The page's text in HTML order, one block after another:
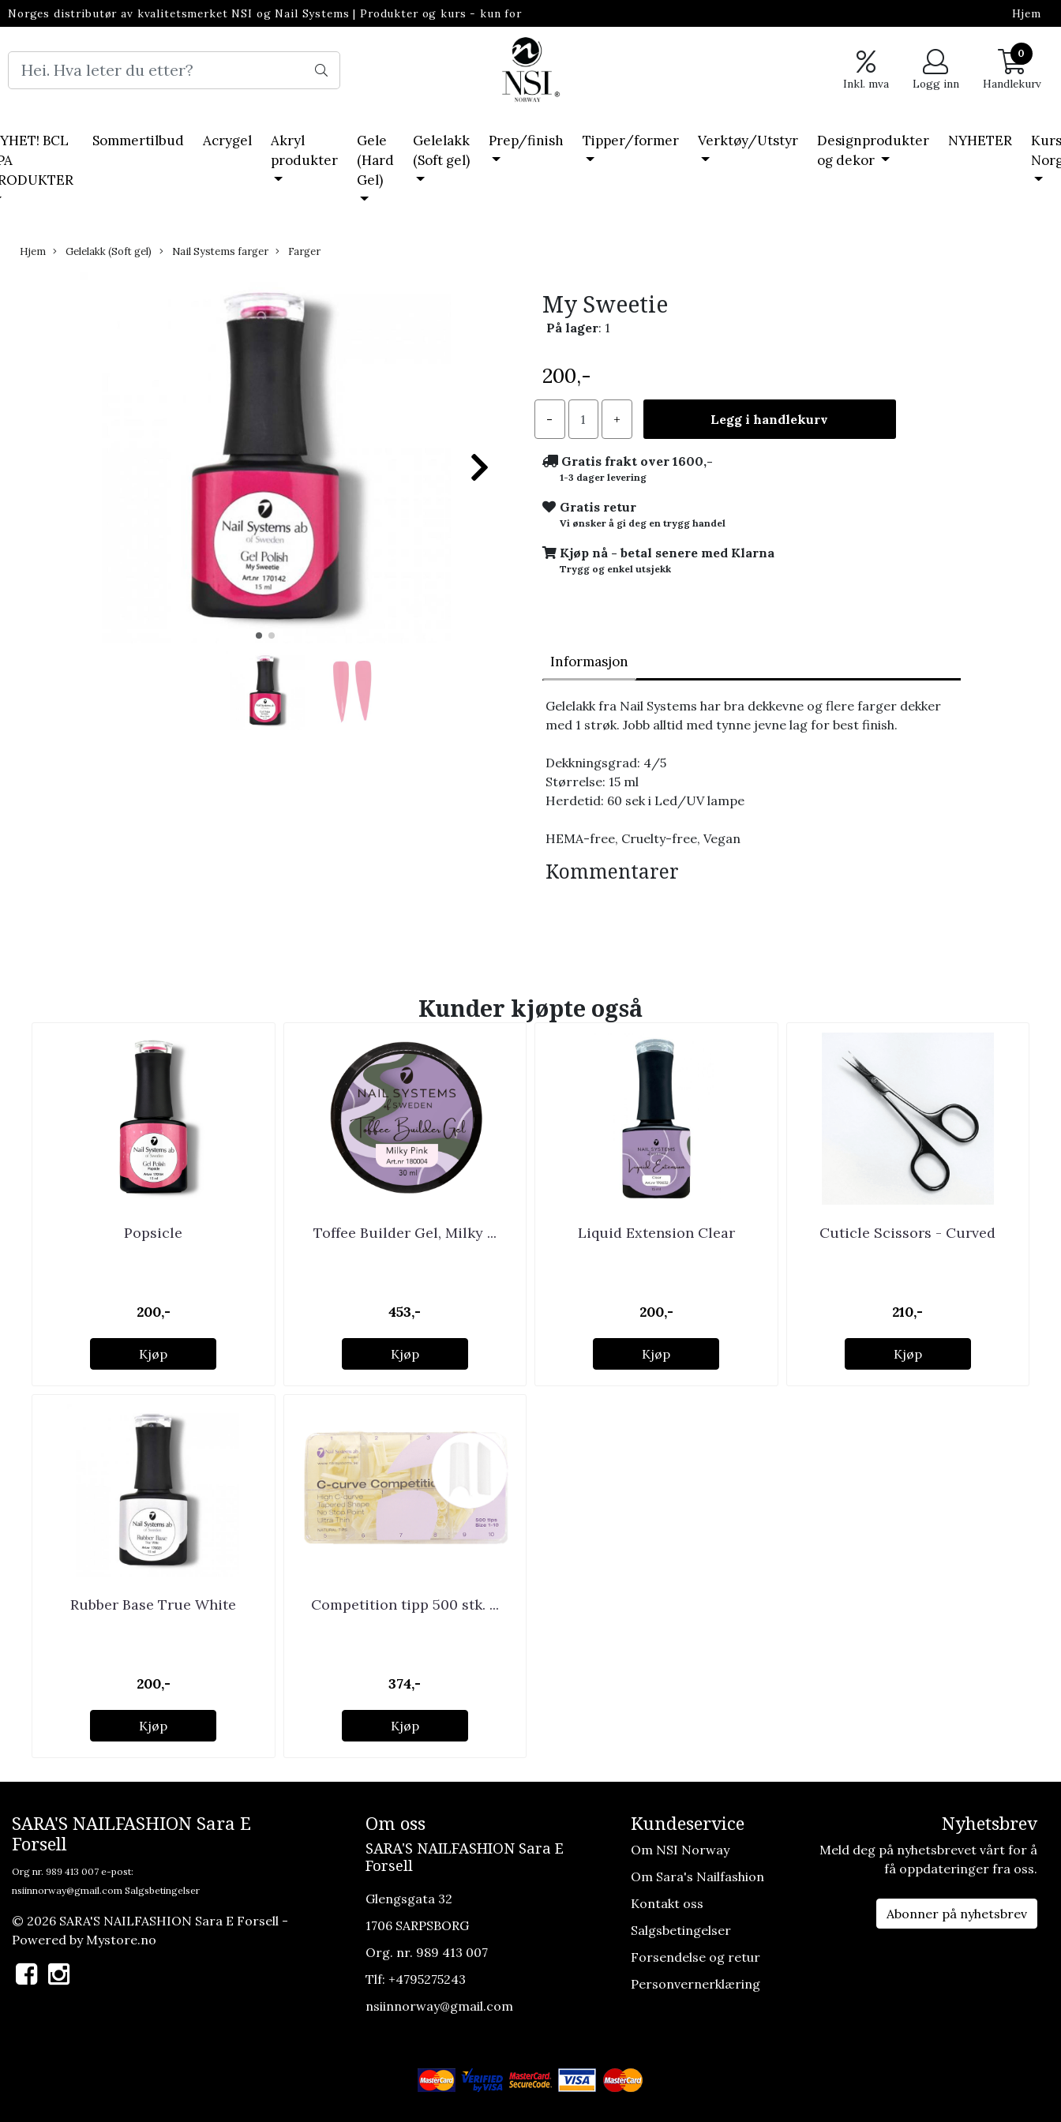
Norges distributør av kvalitetsmerket NSI og Nail Systems |Produkter og kurs - kun for
Hjem
Inkl. mva Logg inn
0
Handlekurv
BCL
Sommertilbud Acrygel
Akryl
produkter
Gele
(Hard
Gel)
Gelelakk
(Soft gel)
Prep/finish Tipper/former Verktøy/Utstyr
Designprodukter
og dekor
NYHETER
Hjem Gelelakk (Soft gel) Nail Systems farger Farger
My Sweetie
På lager: 1
200,-
Legg i handlekurv
Gratis frakt over 1600,-
1-3 dager levering
Gratis retur
Vi ønsker å gi deg en trygg handel
Kjøp nå - betal senere med Klarna
Trygg og enkel utsjekk
Informasjon
Gelelakk fra Nail Systems har bra dekkevne og flere farger dekker
med 1 strøk. Jobb alltid med tynne jevne lag for best finish.
Dekkningsgrad: 4/5
Størrelse: 15 ml
Herdetid: 60 sek i Led/UV lampe
HEMA-free, Cruelty-free, Vegan
Kommentarer
Kunder kjøpte også
Popsicle
200,-
Kjøp
Toffee Builder Gel, Milky ...
453,-
Kjøp
Liquid Extension Clear
200,-
Kjøp
Cuticle Scissors - Curved
210,-
Kjøp
Rubber Base True White
200,-
Kjøp
Competition tipp 500 stk. ...
374,-
Kjøp
SARA'S NAILFASHION Sara E
Forsell
Org nr. 989 413 007 e-post:
nsiinnorway@gmail.com Salgsbetingelser
© 2026 SARA'S NAILFASHION Sara E Forsell -
Powered by Mystore.no
Om oss
SARA'S NAILFASHION Sara E
Forsell
Glengsgata 32
1706 SARPSBORG
Org. nr. 989 413 007
Tlf: +4795275243
nsiinnorway@gmail.com
Kundeservice
Om NSI Norway
Om Sara's Nailfashion
Kontakt oss
Salgsbetingelser
Forsendelse og retur
Personvernerklæring
Nyhetsbrev
Meld deg på nyhetsbrevet vårt for å
få oppdateringer fra oss.
Abonner på nyhetsbrev